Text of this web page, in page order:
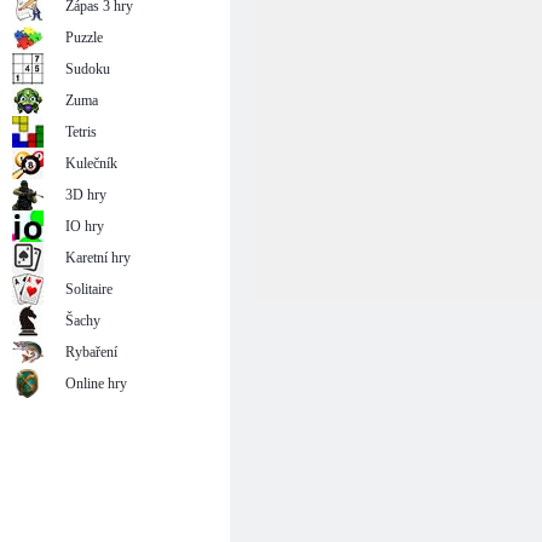
Zápas 3 hry
Puzzle
Sudoku
Zuma
Tetris
Kulečník
3D hry
IO hry
Karetní hry
Solitaire
Šachy
Rybaření
Online hry